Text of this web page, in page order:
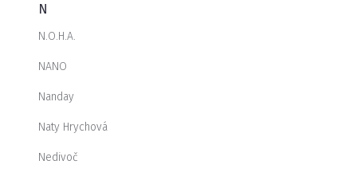
N
N.O.H.A.
NANO
Nanday
Naty Hrychová
Nedivoč